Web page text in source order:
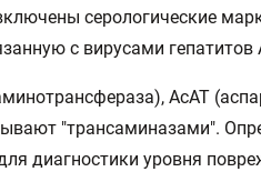
серологические
с вирусами гепатитов
АсАТ
"трансаминазами".
диагностики уровня